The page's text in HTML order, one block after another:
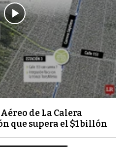
de La Calera
que supera el $1 billón